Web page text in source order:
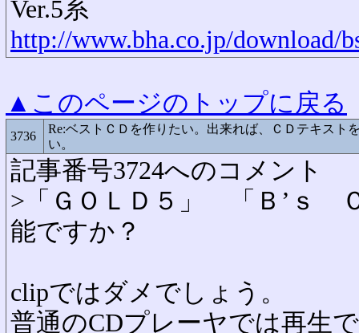
Ver.5系
http://www.bha.co.jp/download/
▲このページのトップに戻る
3736
Re:ベストＣＤを作りたい。出来れば、ＣＤテキスト
い。
記事番号3724へのコメント
>「ＧＯＬＤ５」 「Ｂ’ｓ
能ですか？
clipではダメでしょう。
普通のCDプレーヤでは再生